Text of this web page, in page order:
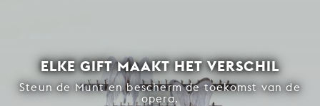
ELKE GIFT MAAKT HET VERSCHIL
Steun de Munt en bescherm de toekomst van de
opera.